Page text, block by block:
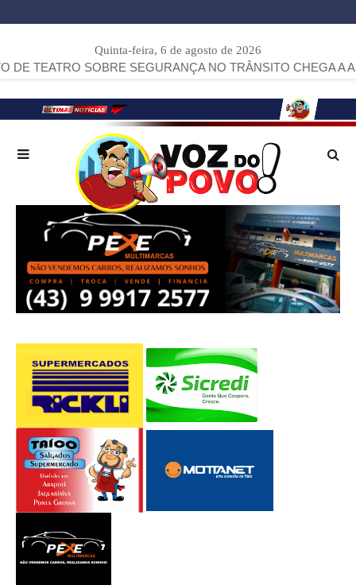
Quinta-feira, 6 de agosto de 2026
SOBRE SEGURANÇA NO TRÂNSITO CHEGA A ARAPOTI.